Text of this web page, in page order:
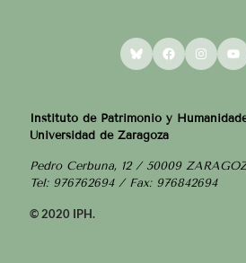
BlueskyFacebook
Instituto de Patrimonio y
Universidad de Zaragoza
Pedro Cerbuna, 12 / 50009
Tel: 976762694 / Fax: 976842694
© 2020 IPH.